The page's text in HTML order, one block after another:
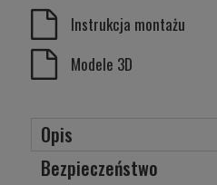
Instrukcja montażu
Modele 3D
Opis
Bezpieczeństwo